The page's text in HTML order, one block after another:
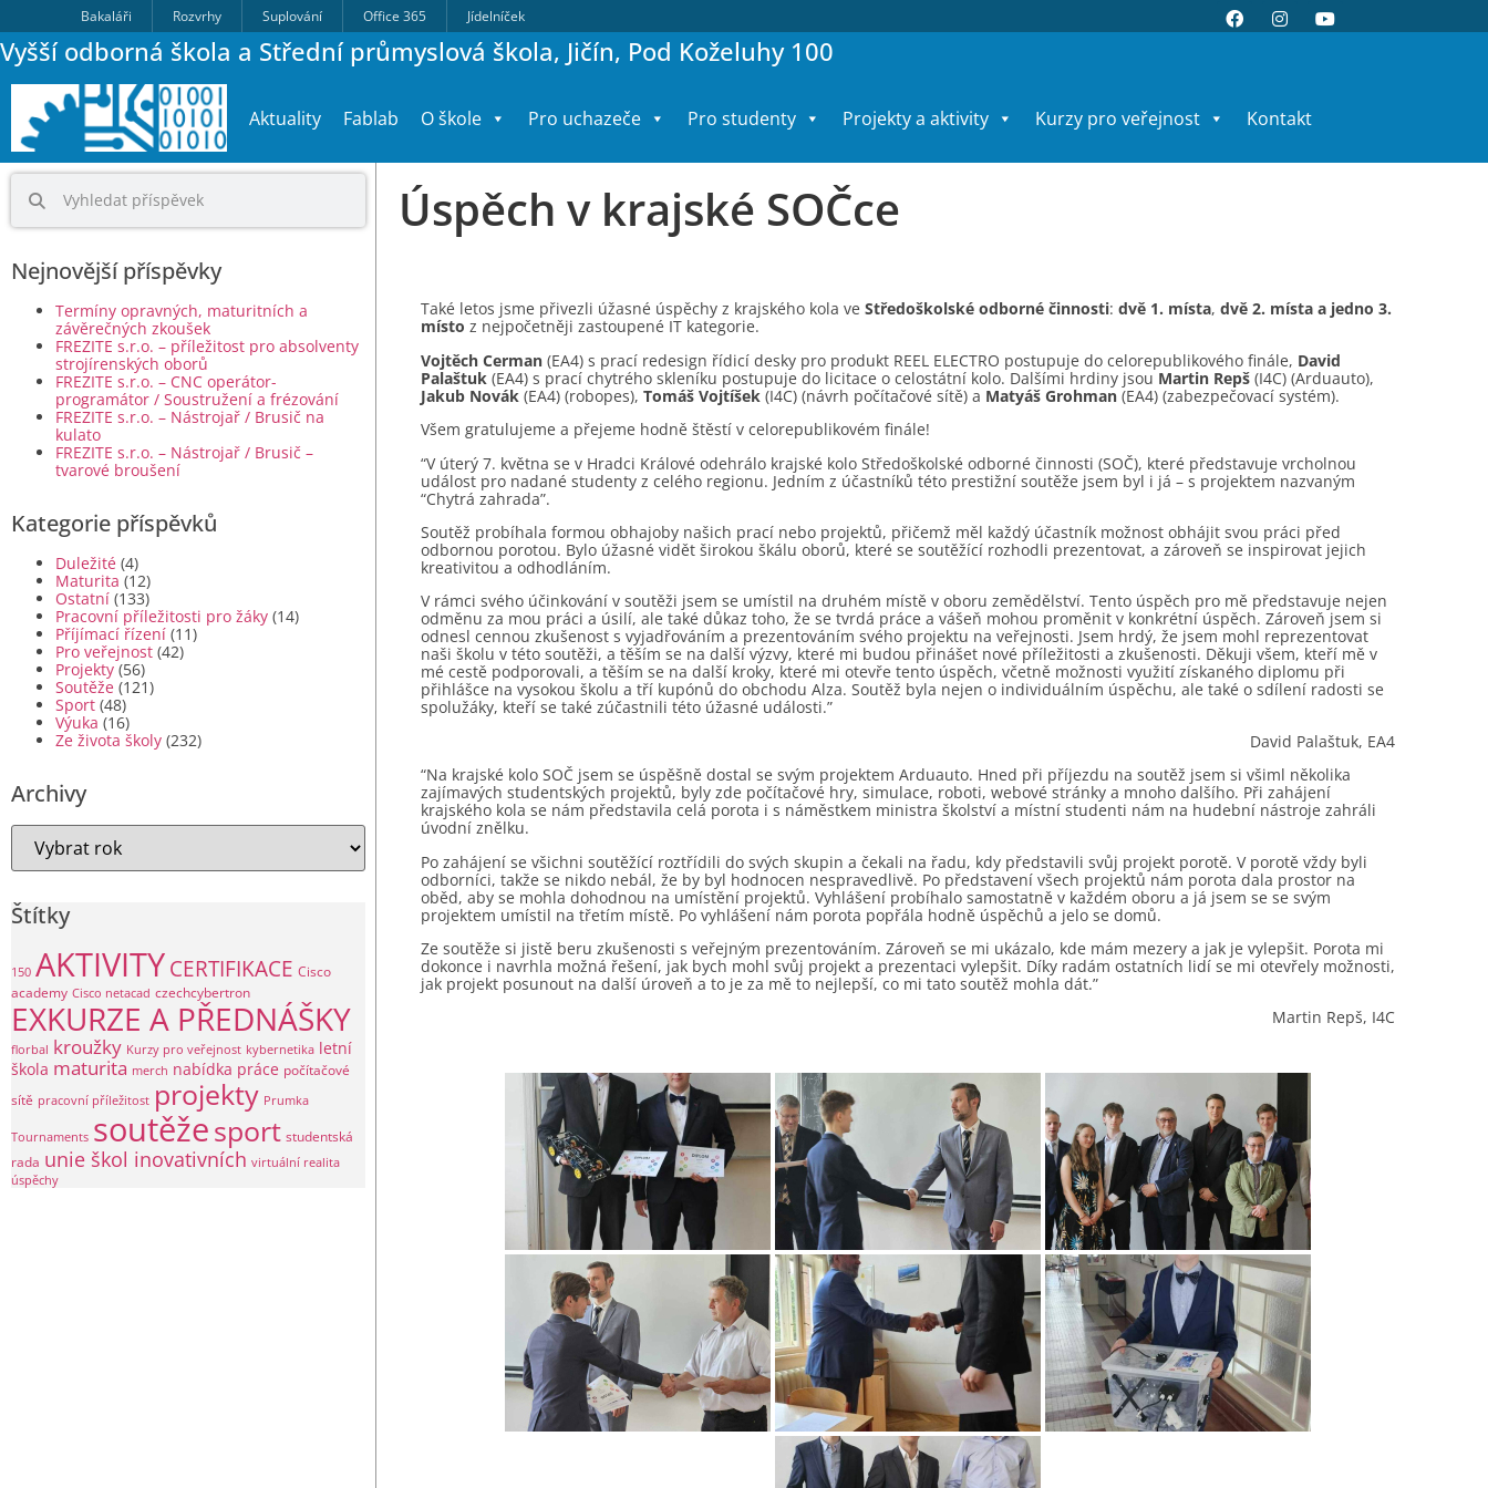
Bakaláři Rozvrhy Suplování Office 365 Jídelníček
Vyšší odborná škola a Střední průmyslová škola, Jičín, Pod Koželuhy 100
Aktuality Fablab O škole Pro uchazeče Pro studenty Projekty a aktivity Kurzy pro veřejnost Kontakt
Nejnovější příspěvky
Termíny opravných, maturitních a
závěrečných zkoušek
FREZITE s.r.o. – příležitost pro absolventy
strojírenských oborů
FREZITE s.r.o. – CNC operátor-
programátor / Soustružení a frézování
FREZITE s.r.o. – Nástrojař / Brusič na
kulato
FREZITE s.r.o. – Nástrojař / Brusič –
tvarové broušení
Kategorie příspěvků
Duležité (4)
Maturita (12)
Ostatní (133)
Pracovní příležitosti pro žáky (14)
Příjímací řízení (11)
Pro veřejnost (42)
Projekty (56)
Soutěže (121)
Sport (48)
Výuka (16)
Ze života školy (232)
Archivy
Štítky
150 AKTIVITYCERTIFIKACE Cisco
academy Cisco netacad czechcybertron
EXKURZE A PŘEDNÁŠKY
florbal kroužky Kurzy pro veřejnost kybernetika letní
škola maturita merch nabídka práce počítačové
sítě pracovní příležitost projekty Prumka
Tournaments soutěžesport studentská
rada unie škol inovativních virtuální realita
úspěchy
Úspěch v krajské SOČce
Také letos jsme přivezli úžasné úspěchy z krajského kola ve Středoškolské odborné činnosti: dvě 1. místa, dvě 2. místa a jedno 3.
místo z nejpočetněji zastoupené IT kategorie.
Vojtěch Cerman(EA4) s prací redesign řídicí desky pro produkt REEL ELECTRO postupuje do celorepublikového finále, David
Palaštuk(EA4) s prací chytrého skleníku postupuje do licitace o celostátní kolo. Dalšími hrdiny jsou Martin Repš(I4C) (Arduauto),
Jakub Novák(EA4) (robopes), Tomáš Vojtíšek(I4C) (návrh počítačové sítě) a Matyáš Grohman(EA4) (zabezpečovací systém).
Všem gratulujeme a přejeme hodně štěstí v celorepublikovém finále!
“V úterý 7. května se v Hradci Králové odehrálo krajské kolo Středoškolské odborné činnosti (SOČ), které představuje vrcholnou
událost pro nadané studenty z celého regionu. Jedním z účastníků této prestižní soutěže jsem byl i já – s projektem nazvaným
“Chytrá zahrada”.
Soutěž probíhala formou obhajoby našich prací nebo projektů, přičemž měl každý účastník možnost obhájit svou práci před
odbornou porotou. Bylo úžasné vidět širokou škálu oborů, které se soutěžící rozhodli prezentovat, a zároveň se inspirovat jejich
kreativitou a odhodláním.
V rámci svého účinkování v soutěži jsem se umístil na druhém místě v oboru zemědělství. Tento úspěch pro mě představuje nejen
odměnu za mou práci a úsilí, ale také důkaz toho, že se tvrdá práce a vášeň mohou proměnit v konkrétní úspěch. Zároveň jsem si
odnesl cennou zkušenost s vyjadřováním a prezentováním svého projektu na veřejnosti. Jsem hrdý, že jsem mohl reprezentovat
naši školu v této soutěži, a těším se na další výzvy, které mi budou přinášet nové příležitosti a zkušenosti. Děkuji všem, kteří mě v
mé cestě podporovali, a těším se na další kroky, které mi otevře tento úspěch, včetně možnosti využití získaného diplomu při
přihlášce na vysokou školu a tří kupónů do obchodu Alza. Soutěž byla nejen o individuálním úspěchu, ale také o sdílení radosti se
spolužáky, kteří se také zúčastnili této úžasné události.”
David Palaštuk, EA4
“Na krajské kolo SOČ jsem se úspěšně dostal se svým projektem Arduauto. Hned při příjezdu na soutěž jsem si všiml několika
zajímavých studentských projektů, byly zde počítačové hry, simulace, roboti, webové stránky a mnoho dalšího. Při zahájení
krajského kola se nám představila celá porota i s náměstkem ministra školství a místní studenti nám na hudební nástroje zahráli
úvodní znělku.
Po zahájení se všichni soutěžící roztřídili do svých skupin a čekali na řadu, kdy představili svůj projekt porotě. V porotě vždy byli
odborníci, takže se nikdo nebál, že by byl hodnocen nespravedlivě. Po představení všech projektů nám porota dala prostor na
oběd, aby se mohla dohodnou na umístění projektů. Vyhlášení probíhalo samostatně v každém oboru a já jsem se se svým
projektem umístil na třetím místě. Po vyhlášení nám porota popřála hodně úspěchů a jelo se domů.
Ze soutěže si jistě beru zkušenosti s veřejným prezentováním. Zároveň se mi ukázalo, kde mám mezery a jak je vylepšit. Porota mi
dokonce i navrhla možná řešení, jak bych mohl svůj projekt a prezentaci vylepšit. Díky radám ostatních lidí se mi otevřely možnosti,
jak projekt posunout na další úroveň a to je za mě to nejlepší, co mi tato soutěž mohla dát.”
Martin Repš, I4C